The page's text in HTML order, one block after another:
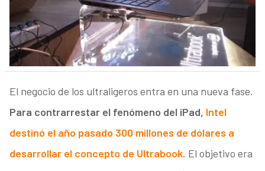
El negocio de los ultraligeros entra en una nueva fase.
Para contrarrestar el fenómeno del iPad, Intel
destinó el año pasado 300 millones de dólares a
desarrollar el concepto de Ultrabook. El objetivo era